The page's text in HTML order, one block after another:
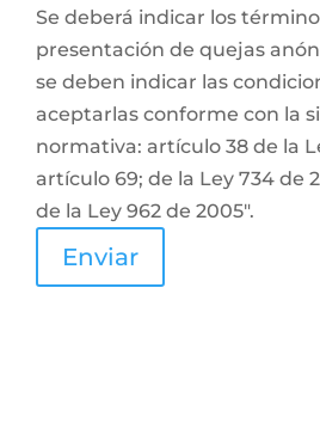
Se deberá indicar los
presentación de quejas
se deben indicar las
aceptarlas conforme con la
normativa: artículo 38 de la
artículo 69; de la Ley 734 de
de la Ley 962 de 2005".
Enviar